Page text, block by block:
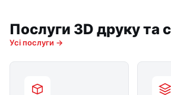
Послуги 3D друку та
Усі послуги →